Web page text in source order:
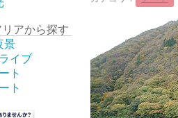
アから探す
景
イブ
ト
ト